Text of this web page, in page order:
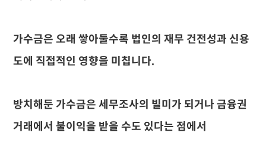
가수금은 오래 쌓아둘수록 법인의 재무 건전성과 신용
도에 직접적인 영향을 미칩니다.
방치해둔 가수금은 세무조사의 빌미가 되거나 금융권
거래에서 불이익을 받을 수도 있다는 점에서